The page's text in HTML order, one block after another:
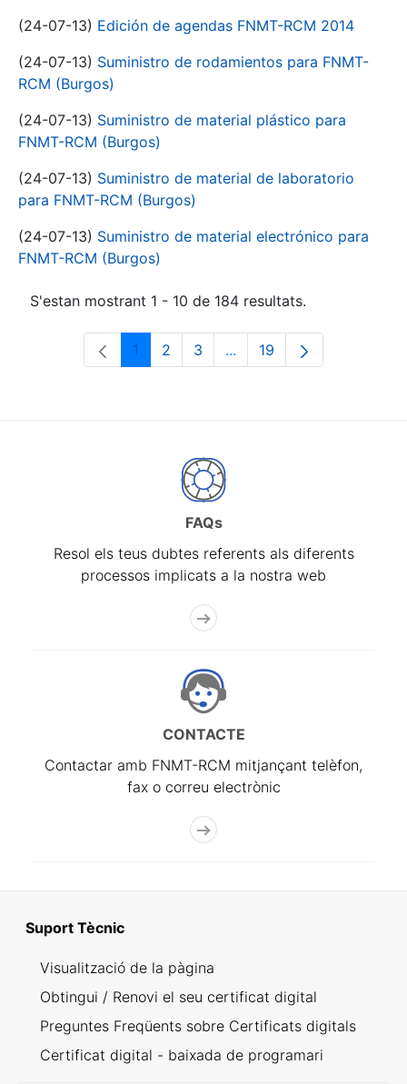
(24-07-13) Edición de agendas FNMT-RCM 2014
(24-07-13) Suministro de rodamientos para FNMT-
RCM (Burgos)
(24-07-13) Suministro de material plástico para
FNMT-RCM (Burgos)
(24-07-13) Suministro de material de laboratorio
para FNMT-RCM (Burgos)
(24-07-13) Suministro de material electrónico para
FNMT-RCM (Burgos)
S'estan mostrant 1 - 10 de 184 resultats.
Pàgina
1 Pàgina
2 Pàgina
3 ...Pàgines intermèdies
Pàgina
19
FAQs
Resol els teus dubtes referents als diferents
processos implicats a la nostra web
CONTACTE
Contactar amb FNMT-RCM mitjançant telèfon,
fax o correu electrònic
Suport Tècnic
Visualització de la pàgina
Obtingui / Renovi el seu certificat digital
Preguntes Freqüents sobre Certificats digitals
Certificat digital - baixada de programari